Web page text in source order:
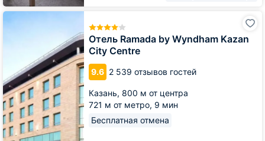
Отель Ramada by Wyndham Kazan
City Centre
9.6 2 539 отзывов гостей
Казань, 800 м от центра
721 м от метро, 9 мин
Бесплатная отмена
Отель
Centre